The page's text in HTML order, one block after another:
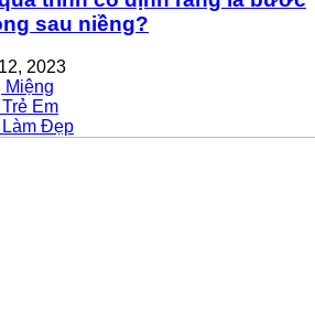
sau niềng?
2023
Miệng
Em
Đẹp